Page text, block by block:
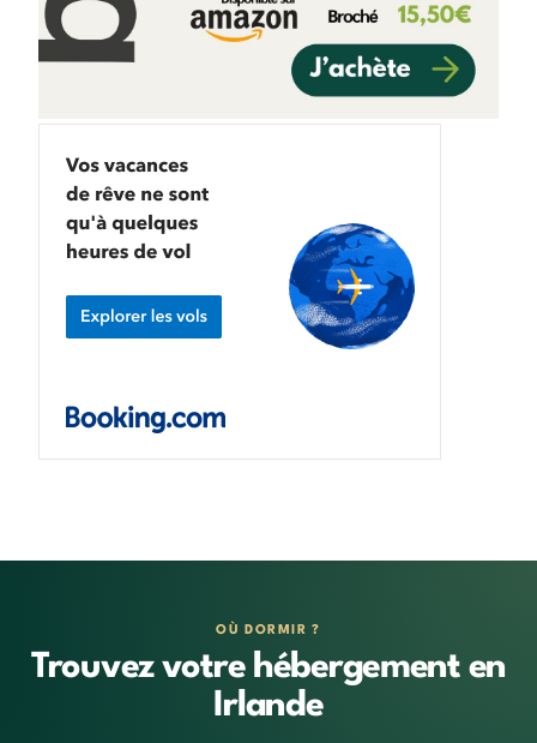
OÙ DORMIR ?
Trouvez votre hébergement en
Irlande